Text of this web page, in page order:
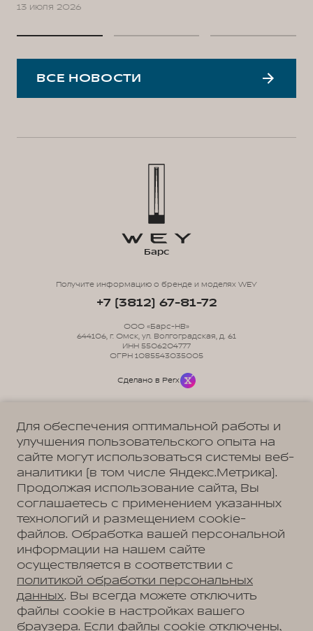
13 июля 2026
ВСЕ НОВОСТИ
Политика обработки персональных данных
Согласие на коммуникацию
Согласие на предоставление персональных данных третьим лицам
Согласие на обработку ПД
Барс
Получите информацию о бренде и моделях WEY
+7 (3812) 67-81-72
ООО «Барс-НВ»
644106, г. Омск, ул. Волгоградская, д. 61
ИНН 5506204777
ОГРН 1085543035005
Сделано в Perx
Адрес
Омск, ул. Волгоградская, д. 61
+7 (3812) 67-81-72
Для обеспечения оптимальной работы и
улучшения пользовательского опыта на
сайте могут использоваться системы веб-
аналитики (в том числе Яндекс.Метрика).
Продолжая использование сайта, Вы
соглашаетесь с применением указанных
технологий и размещением cookie-
файлов. Обработка вашей персональной
информации на нашем сайте
осуществляется в соответствии с
политикой обработки персональных
данных. Вы всегда можете отключить
файлы cookie в настройках вашего
браузера. Если файлы cookie отключены,